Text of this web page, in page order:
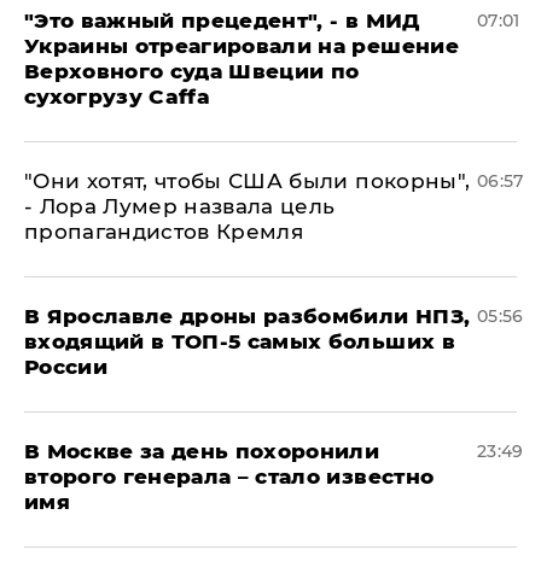
"Это важный прецедент", - в МИД
Украины отреагировали на решение
Верховного суда Швеции по
сухогрузу Caffa
07:01
"Они хотят, чтобы США были покорны",
- Лора Лумер назвала цель
пропагандистов Кремля
06:57
В Ярославле дроны разбомбили НПЗ,
входящий в ТОП-5 самых больших в
России
05:56
В Москве за день похоронили
второго генерала – стало известно
имя
23:49